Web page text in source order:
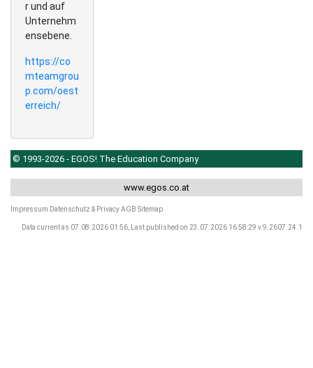
r und auf
Unternehm
ensebene.
https://co
mteamgrou
p.com/oest
erreich/
© 1993-2026 - EGOS! The Education Company
www.egos.co.at
Impressum Datenschutz & PrivacyAGB Sitemap
Data current as 07.08.2026 01:56, Last published on 23.07.2026 16:58:29 v.9.2607.24.1